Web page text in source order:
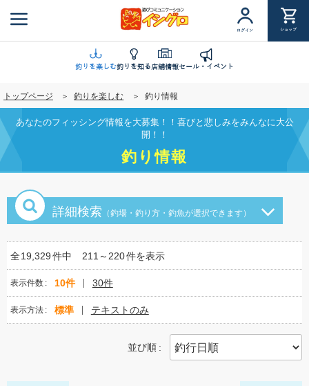
ン
に
移
動
ログイン ショップ
釣りを楽しむ釣りを知る店舗情報セール・イベント
トップページ 釣りを楽しむ 釣り情報
あなたのフィッシング情報を大募集！！喜びと悲しみをみんなに大公
開！！
釣り情報
詳細検索 （釣場・釣り方・釣魚が選択できます）
全19,329件中 211～220件を表示
表示件数 10件 30件
表示方法 標準 テキストのみ
並び順